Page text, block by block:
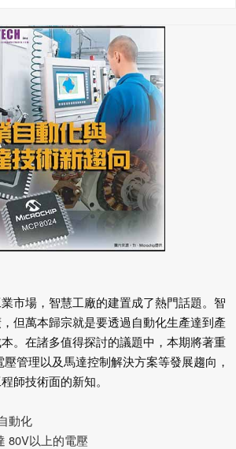
市場，智慧工廠的建置成了熱門話題。智
但萬本歸宗就是要透過自動化生產達到產
。在諸多值得探討的議題中，本期將著重
管理以及馬達控制解決方案等發展趨向，
師技術面的新知。
動化
80V以上的電壓